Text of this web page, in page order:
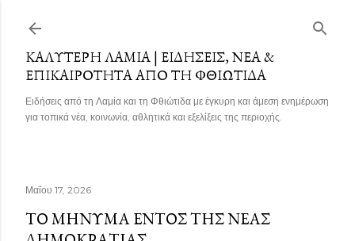
ΚΑΛΎΤΕΡΗ ΛΑΜΊΑ | ΕΙΔΉΣΕΙΣ, ΝΈΑ &
ΕΠΙΚΑΙΡΌΤΗΤΑ ΑΠΌ ΤΗ ΦΘΙΏΤΙΔΑ
Ειδήσεις από τη Λαμία και τη Φθιώτιδα με έγκυρη και άμεση ενημέρωση
για τοπικά νέα, κοινωνία, αθλητικά και εξελίξεις της περιοχής.
Μαΐου 17, 2026
ΤΟ ΜΉΝΥΜΑ ΕΝΤΌΣ ΤΗΣ ΝΈΑΣ